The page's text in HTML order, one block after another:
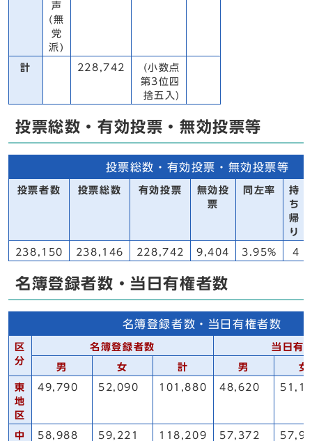
声
(無
党
派)
計 228,742
(小数点
第3位四
捨五入)
投票総数・有効投票・無効投票等
投票総数・有効投票・無効投票等
投票者数 投票総数 有効投票
無効投
票
同左率
持
ち
帰
り
238,150 238,146 228,742 9,404 3.95% 4
名簿登録者数・当日有権者数
名簿登録者数・当日有権者数
区
分
名簿登録者数 当日有
男 女 計 男 女
東
地
区
49,790 52,090 101,880 48,620
中
58,988 59,221 118,209 57,372